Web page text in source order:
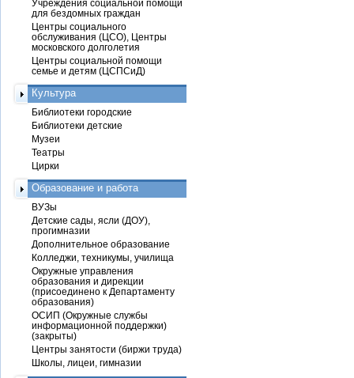
Учреждения социальной помощи
для бездомных граждан
Центры социального
обслуживания (ЦСО), Центры
московского долголетия
Центры социальной помощи
семье и детям (ЦСПСиД)
Культура
Библиотеки городские
Библиотеки детские
Музеи
Театры
Цирки
Образование и работа
ВУЗы
Детские сады, ясли (ДОУ),
прогимназии
Дополнительное образование
Колледжи, техникумы, училища
Окружные управления
образования и дирекции
(присоединено к Департаменту
образования)
ОСИП (Окружные службы
информационной поддержки)
(закрыты)
Центры занятости (биржи труда)
Школы, лицеи, гимназии